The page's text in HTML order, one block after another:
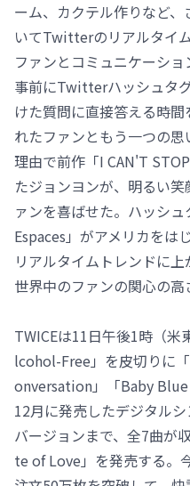
ーム、カクテル作りなど
いてTwitterのリアルタイ
ファンとコミュニケーショ
事前にTwitterハッシュタ
けた質問に直接答える時
れたファンともう一つの
理由で前作「I CAN'T
たジョンヨンが、明るい
ァンを喜ばせた。ハッシ
Espaces」がアメリカを
リアルタイムトレンドに
世界中のファンの関心の高
TWICEは11日午後1時（米
lcohol-Free」を皮切りに
onversation」「Baby
12月に発売したデジタル
バージョンまで、全7曲が
te of Love」を発売する。